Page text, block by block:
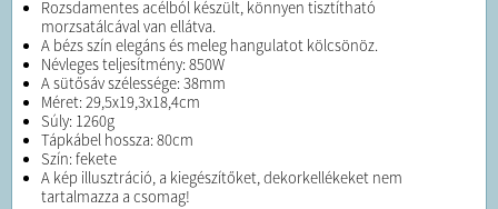
Rozsdamentes acélból készült, könnyen tisztítható
morzsatálcával van ellátva.
A bézs szín elegáns és meleg hangulatot kölcsönöz.
Névleges teljesítmény: 850W
A sütősáv szélessége: 38mm
Méret: 29,5x19,3x18,4cm
Súly: 1260g
Tápkábel hossza: 80cm
Szín: fekete
A kép illusztráció, a kiegészítőket, dekorkellékeket nem
tartalmazza a csomag!